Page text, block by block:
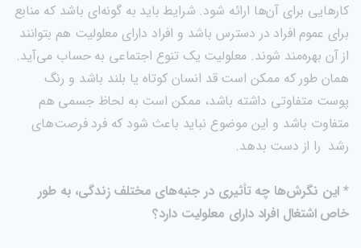
کار‌هایی برای آن‌ها ارائه شود. شرایط باید به گونه‌ای باشد که منابع
برای عموم افراد در دسترس باشد و افراد دارای معلولیت هم بتوانند
از آن بهره‌مند شوند. معلولیت یک تنوع اجتماعی به حساب می‌آید.
همان طور که ممکن است قد انسان کوتاه یا بلند باشد و رنگ
پوست متفاوتی داشته باشد، ممکن است به لحاظ جسمی هم
متفاوت باشد و این موضوع نباید باعث شود که فرد فرصت‌های
رشد را از دست بدهد.
* این نگرش‌ها چه تأثیری در جنبه‌های مختلف زندگی، به طور
خاص اشتغال افراد دارای معلولیت دارد؟